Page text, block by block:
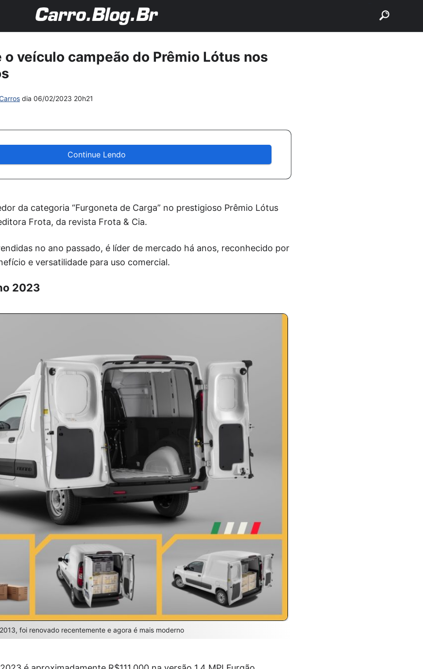
o veículo campeão do Prêmio Lótus nos
dia 06/02/2023 20h21
Continue Lendo
da categoria “Furgoneta de Carga” no prestigioso Prêmio Lótus
Frota, da revista Frota & Cia.
no ano passado, é líder de mercado há anos, reconhecido por
e versatilidade para uso comercial.
2023
foi renovado recentemente e agora é mais moderno